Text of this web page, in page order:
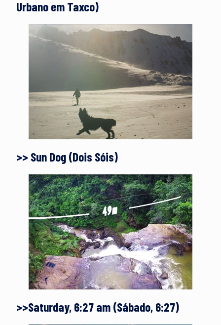
Urbano em Taxco)
>> Sun Dog (Dois Sóis)
>>Saturday, 6:27 am (Sábado, 6:27)